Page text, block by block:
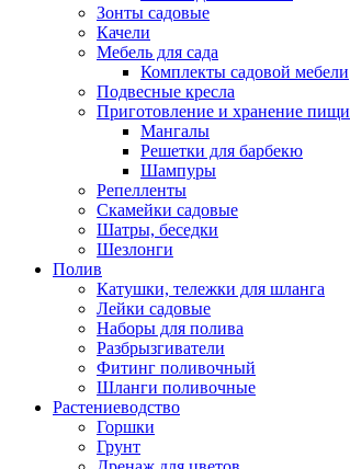
Зонты садовые
Качели
Мебель для сада
Комплекты садовой мебели
Подвесные кресла
Приготовление и хранение пищи
Мангалы
Решетки для барбекю
Шампуры
Репелленты
Скамейки садовые
Шатры, беседки
Шезлонги
Полив
Катушки, тележки для шланга
Лейки садовые
Наборы для полива
Разбрызгиватели
Фитинг поливочный
Шланги поливочные
Растениеводство
Горшки
Грунт